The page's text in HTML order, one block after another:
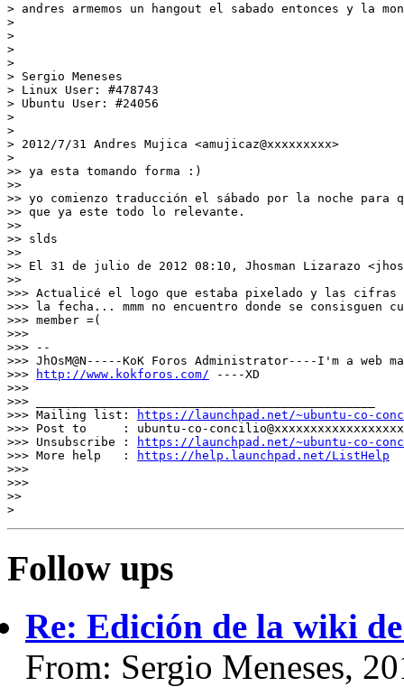
> andres armemos un hangout el sabado entonces y la
>
>
>
>
> Sergio Meneses
> Linux User: #478743
> Ubuntu User: #24056
>
>
> 2012/7/31 Andres Mujica <amujicaz@xxxxxxxxx>
>
>> ya esta tomando forma :)
>>
>> yo comienzo traducción el sábado por la noche para
>> que ya este todo lo relevante.
>>
>> slds
>>
>> El 31 de julio de 2012 08:10, Jhosman Lizarazo
>>
>>> Actualicé el logo que estaba pixelado y las cifras
>>> la fecha... mmm no encuentro donde se consisguen
>>> member =(
>>>
>>> --
>>> JhOsM@N-----KoK Foros Administrator----I'm a web
>>>
http://www.kokforos.com/ ----XD
>>>
>>> _______________________________________________
>>> Mailing list:
https://launchpad.net/~ubuntu-co-
>>> Post to     : ubuntu-co-
>>> Unsubscribe :
https://launchpad.net/~ubuntu-co-
>>> More help   :
https://help.launchpad.net/ListHelp
>>>
>>>
>>
Follow ups
Re: Edición de la wiki
From: Sergio Meneses,